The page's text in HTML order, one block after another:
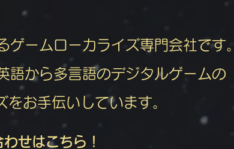
ームローカライズ専門会社です。
語から多言語のデジタルゲームの
をお手伝いしています。
せはこちら！